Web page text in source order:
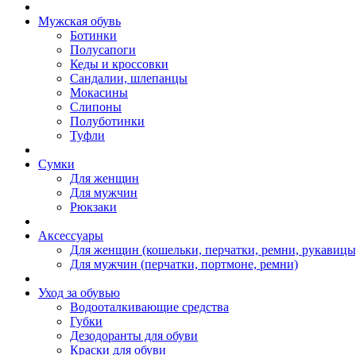
Мужская обувь
Ботинки
Полусапоги
Кеды и кроссовки
Сандалии, шлепанцы
Мокасины
Слипоны
Полуботинки
Туфли
Сумки
Для женщин
Для мужчин
Рюкзаки
Аксессуары
Для женщин (кошельки, перчатки, ремни,
Для мужчин (перчатки, портмоне, ремни)
Уход за обувью
Водооталкивающие средства
Губки
Дезодоранты для обуви
Краски для обуви